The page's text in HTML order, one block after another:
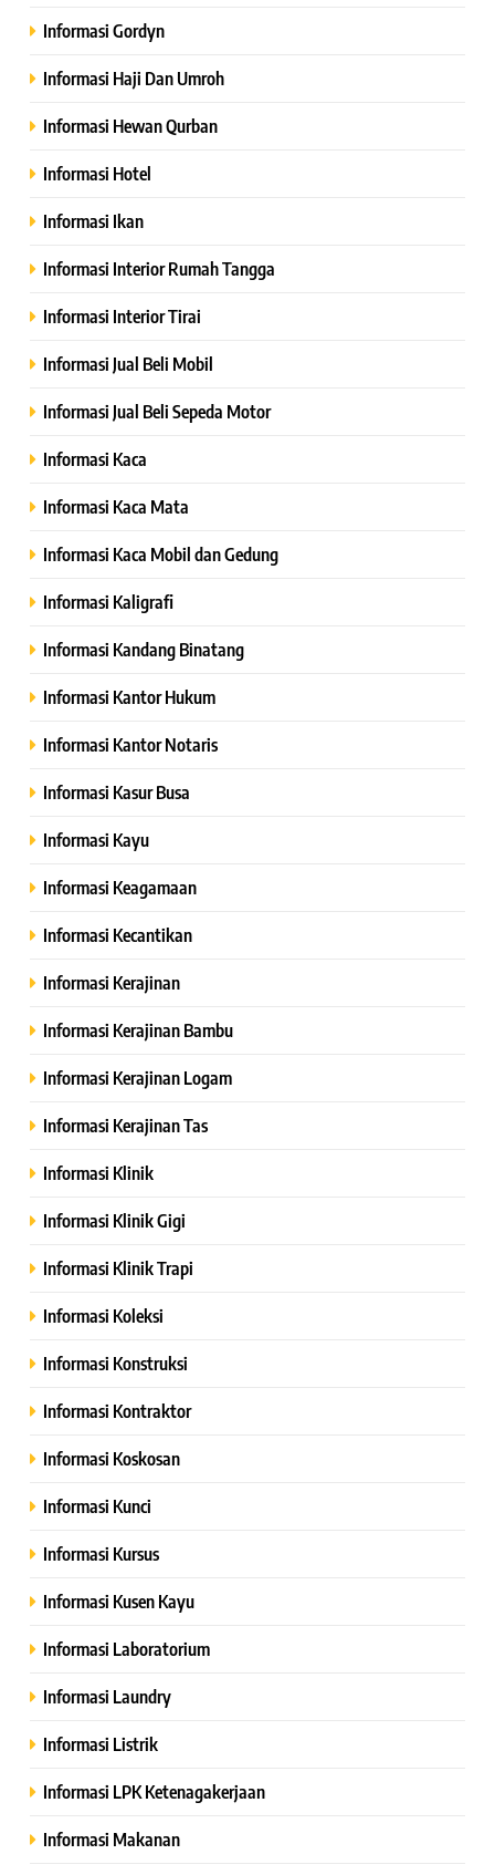
Informasi Gordyn
Informasi Haji Dan Umroh
Informasi Hewan Qurban
Informasi Hotel
Informasi Ikan
Informasi Interior Rumah Tangga
Informasi Interior Tirai
Informasi Jual Beli Mobil
Informasi Jual Beli Sepeda Motor
Informasi Kaca
Informasi Kaca Mata
Informasi Kaca Mobil dan Gedung
Informasi Kaligrafi
Informasi Kandang Binatang
Informasi Kantor Hukum
Informasi Kantor Notaris
Informasi Kasur Busa
Informasi Kayu
Informasi Keagamaan
Informasi Kecantikan
Informasi Kerajinan
Informasi Kerajinan Bambu
Informasi Kerajinan Logam
Informasi Kerajinan Tas
Informasi Klinik
Informasi Klinik Gigi
Informasi Klinik Trapi
Informasi Koleksi
Informasi Konstruksi
Informasi Kontraktor
Informasi Koskosan
Informasi Kunci
Informasi Kursus
Informasi Kusen Kayu
Informasi Laboratorium
Informasi Laundry
Informasi Listrik
Informasi LPK Ketenagakerjaan
Informasi Makanan